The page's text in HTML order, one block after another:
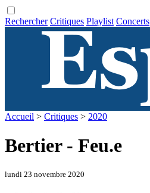
Rechercher Critiques Playlist Concerts
Accueil > Critiques > 2020
Bertier - Feu.e
lundi 23 novembre 2020